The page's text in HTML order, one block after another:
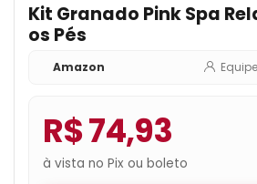
Kit Granado Pink Spa
os Pés
Amazon
R$ 74,93
à vista no Pix ou boleto